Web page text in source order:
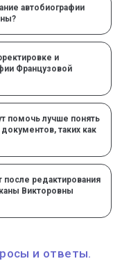
автобиографии
и
Французовой
помочь лучше понять
таких как
после редактирования
Викторовны
и ответы.